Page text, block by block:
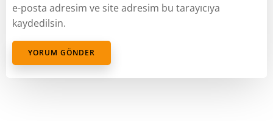
e-posta adresim ve site adresim bu tarayıcıya
kaydedilsin.